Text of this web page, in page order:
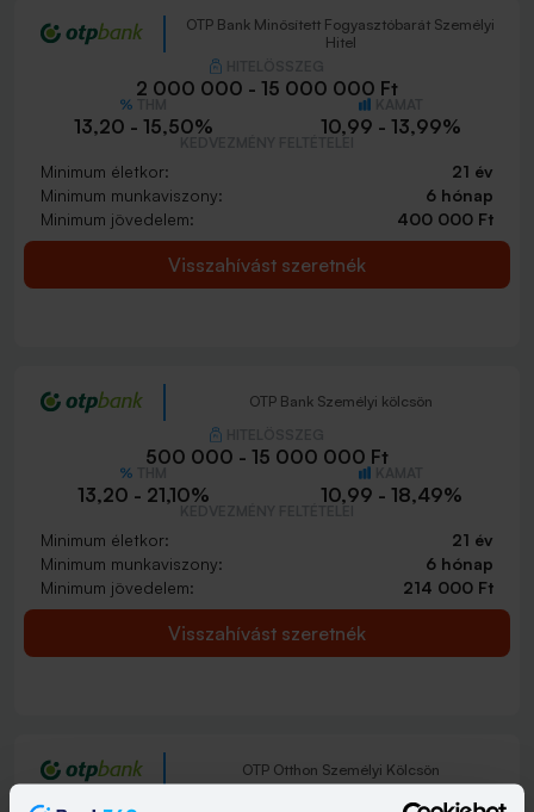
OTP Bank Minősített Fogyasztóbarát Személyi
Hitel
2 000 000 - 15 000 000 Ft
13,20 - 15,50% 10,99 - 13,99%
Minimum életkor:
21 év
Minimum munkaviszony:
6 hónap
Minimum jövedelem:
400 000 Ft
Visszahívást szeretnék
OTP Bank Személyi kölcsön
500 000 - 15 000 000 Ft
13,20 - 21,10% 10,99 - 18,49%
Minimum életkor:
21 év
Minimum munkaviszony:
6 hónap
Minimum jövedelem:
214 000 Ft
Visszahívást szeretnék
OTP Otthon Személyi Kölcsön